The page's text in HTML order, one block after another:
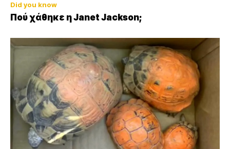
Did you know
Πού χάθηκε η Janet Jackson;